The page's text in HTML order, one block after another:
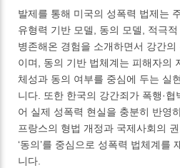
발제를 통해 미국의 성폭력 법제는
유형력 기반 모델, 동의 모델, 적극
병존해온 경험을 소개하면서 강간
이며, 동의 기반 법체계는 피해자의
체성과 동의 여부를 중심에 두는 실
니다. 또한 한국의 강간죄가 폭행·
어 실제 성폭력 현실을 충분히 반영
프랑스의 형법 개정과 국제사회의
‘동의’를 중심으로 성폭력 법체계를
니다.